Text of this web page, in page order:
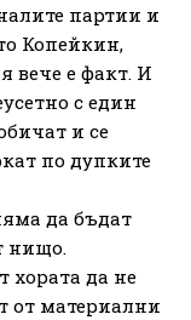
партии и
Копейкин,
вече е факт. И
с един
и се
по дупките
да бъдат
нищо.
хората да не
от материални